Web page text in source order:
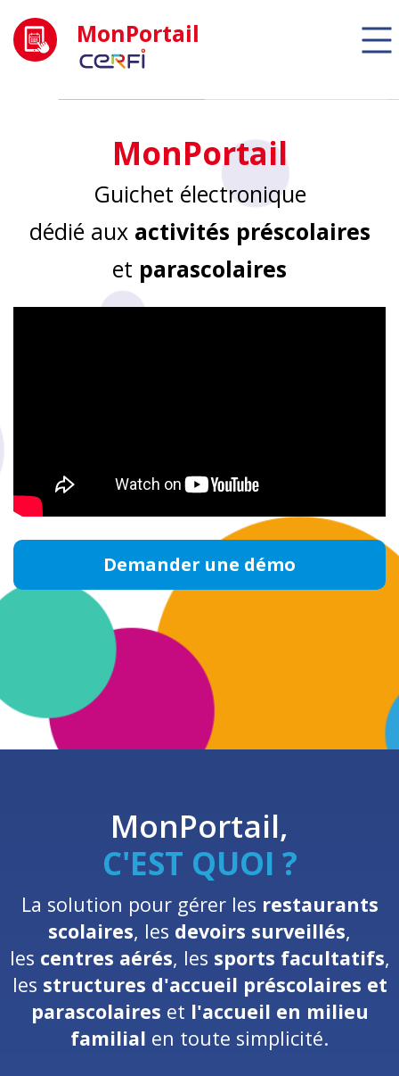
MonPortail
MonPortail
Guichet électronique
dédié aux activités préscolaires
et parascolaires
Demander une démo
MonPortail,
C'EST QUOI ?
La solution pour gérer les restaurants
scolaires, les devoirs surveillés,
les centres aérés, les sports facultatifs,
les structures d'accueil préscolaires et
parascolaires et l'accueil en milieu
familial en toute simplicité.